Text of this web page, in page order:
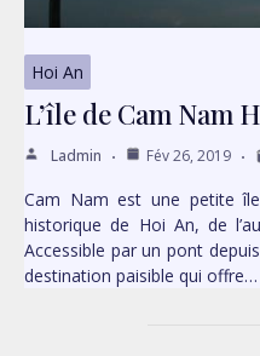
Hoi An
L’île de Cam Nam
Ladmin Fév 26, 2019
Cam Nam est une petite
historique de Hoi An, de
Accessible par un pont
destination paisible qui offre…